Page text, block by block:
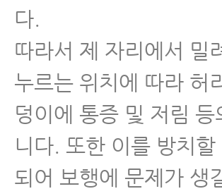
- 허리디스크 자연치유
- 허리디스크파열 자
- 허리디스크파열 자
및 회복패턴 알기
다.
따라서 제 자리에서 밀
누르는 위치에 따라 허
덩이에 통증 및 저림
니다. 또한 이를 방치
되어 보행에 문제가 생